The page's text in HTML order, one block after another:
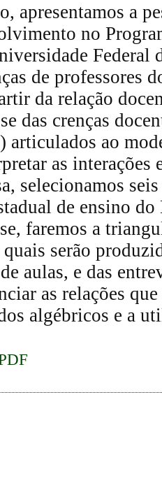
apresentamos a
no
de professores
da relação
das crenças
articulados ao
as
selecionamos
de ensino
faremos a
serão
aulas, e das
as relações
algébricos e a